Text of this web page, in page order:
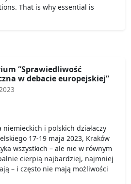
That is why essential is
“Sprawiedliwość
w debacie europejskiej”
i polskich działaczy
17-19 maja 2023, Kraków
wszystkich – ale nie w równym
cierpią najbardziej, najmniej
– i często nie mają możliwości